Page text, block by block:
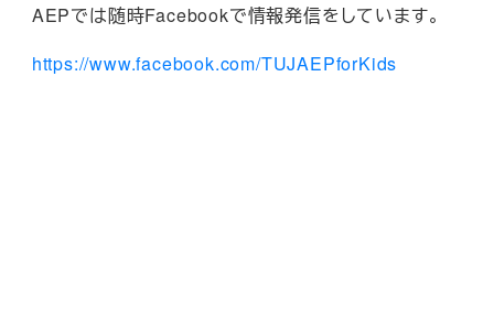
AEPでは随時Facebookで情報発信をしています。
https://www.facebook.com/TUJAEPforKids